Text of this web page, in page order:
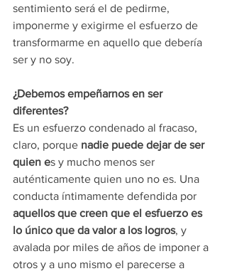
sentimiento será el de pedirme,
imponerme y exigirme el esfuerzo de
transformarme en aquello que debería
ser y no soy.
¿Debemos empeñarnos en ser
diferentes?
Es un esfuerzo condenado al fracaso,
claro, porque nadie puede dejar de ser
quien es y mucho menos ser
auténticamente quien uno no es. Una
conducta íntimamente defendida por
aquellos que creen que el esfuerzo es
lo único que da valor a los logros, y
avalada por miles de años de imponer a
otros y a uno mismo el parecerse a